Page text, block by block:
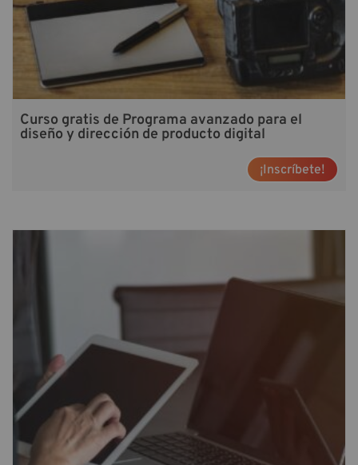
Curso gratis de Programa avanzado para el
diseño y dirección de producto digital
¡Inscríbete!